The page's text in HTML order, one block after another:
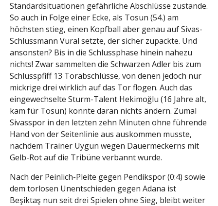
Standardsituationen gefährliche Abschlüsse zustande.
So auch in Folge einer Ecke, als Tosun (54.) am
höchsten stieg, einen Kopfball aber genau auf Sivas-
Schlussmann Vural setzte, der sicher zupackte. Und
ansonsten? Bis in die Schlussphase hinein nahezu
nichts! Zwar sammelten die Schwarzen Adler bis zum
Schlusspfiff 13 Torabschlüsse, von denen jedoch nur
mickrige drei wirklich auf das Tor flogen. Auch das
eingewechselte Sturm-Talent Hekimoğlu (16 Jahre alt,
kam für Tosun) konnte daran nichts ändern. Zumal
Sivasspor in den letzten zehn Minuten ohne führende
Hand von der Seitenlinie aus auskommen musste,
nachdem Trainer Uygun wegen Dauermeckerns mit
Gelb-Rot auf die Tribüne verbannt wurde.
Nach der Peinlich-Pleite gegen Pendikspor (0:4) sowie
dem torlosen Unentschieden gegen Adana ist
Beşiktaş nun seit drei Spielen ohne Sieg, bleibt weiter